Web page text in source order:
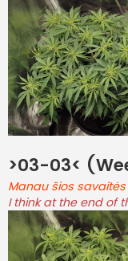
>03-03<
Manau šios
I think at the end of